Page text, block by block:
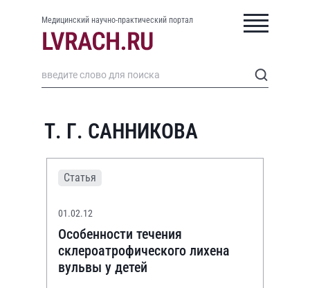
Медицинский научно-практический портал
Т. Г. САННИКОВА
Статья
01.02.12
Особенности течения
склероатрофического лихена
вульвы у детей